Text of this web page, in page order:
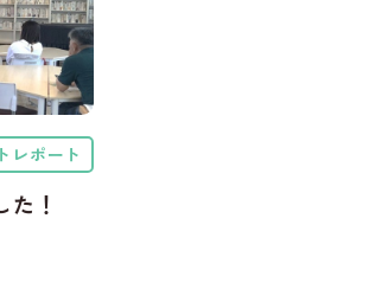
レポート
！